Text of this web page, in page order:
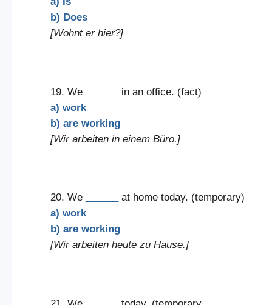
b) Does
[Wohnt er hier?]
19. We
in an office. (fact)
a) work
b) are working
[Wir arbeiten in einem Büro.]
20. We
at home today. (temporary)
a) work
b) are working
[Wir arbeiten heute zu Hause.]